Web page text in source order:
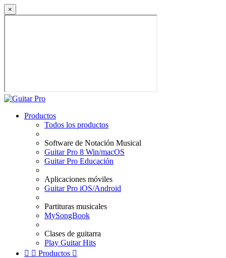
×
Productos
Todos los productos
Software de Notación Musical
Guitar Pro 8 Win/macOS
Guitar Pro Educación
Aplicaciones móviles
Guitar Pro iOS/Android
Partituras musicales
MySongBook
Clases de guitarra
Play Guitar Hits
  Productos 